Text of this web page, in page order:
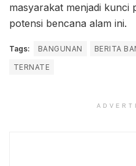
masyarakat menjadi kunci
potensi bencana alam ini.
Tags: BANGUNAN BERITA
TERNATE